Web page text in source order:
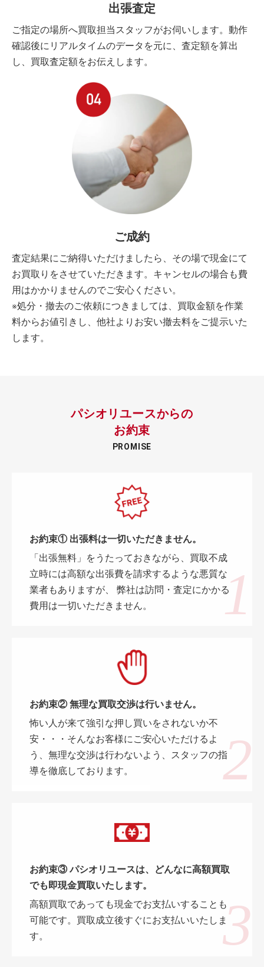
出張査定
ご指定の場所へ買取担当スタッフがお伺いします。動作
確認後にリアルタイムのデータを元に、査定額を算出
し、買取査定額をお伝えします。
ご成約
査定結果にご納得いただけましたら、その場で現金にて
お買取りをさせていただきます。キャンセルの場合も費
用はかかりませんのでご安心ください。
※処分・撤去のご依頼につきましては、買取金額を作業
料からお値引きし、他社よりお安い撤去料をご提示いた
します。
パシオリユースからの
お約束
PROMISE
お約束① 出張料は一切いただきません。
「出張無料」をうたっておきながら、買取不成
立時には高額な出張費を請求するような悪質な
業者もありますが、 弊社は訪問・査定にかかる
費用は一切いただきません。
お約束② 無理な買取交渉は行いません。
怖い人が来て強引な押し買いをされないか不
安・・・そんなお客様にご安心いただけるよ
う、無理な交渉は行わないよう、スタッフの指
導を徹底しております。
お約束③ パシオリユースは、どんなに高額買取
でも即現金買取いたします。
高額買取であっても現金でお支払いすることも
可能です。買取成立後すぐにお支払いいたしま
す。